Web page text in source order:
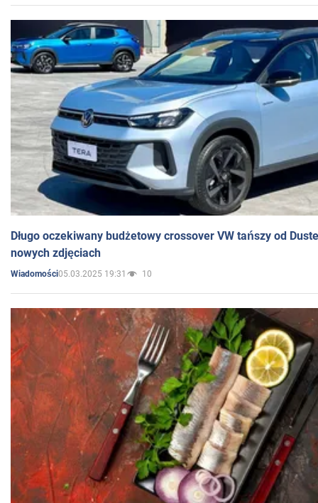
Długo oczekiwany budżetowy crossover VW tańszy od
nowych zdjęciach
Wiadomości05.03.2025 19:31 10